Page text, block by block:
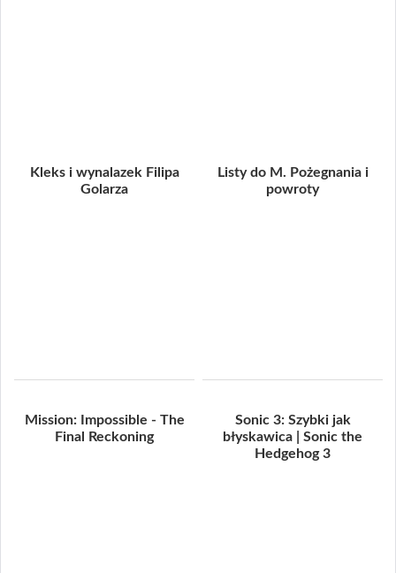
Kleks i wynalazek Filipa
Golarza
Listy do M. Pożegnania i
powroty
Mission: Impossible - The
Final Reckoning
Sonic 3: Szybki jak
błyskawica | Sonic the
Hedgehog 3